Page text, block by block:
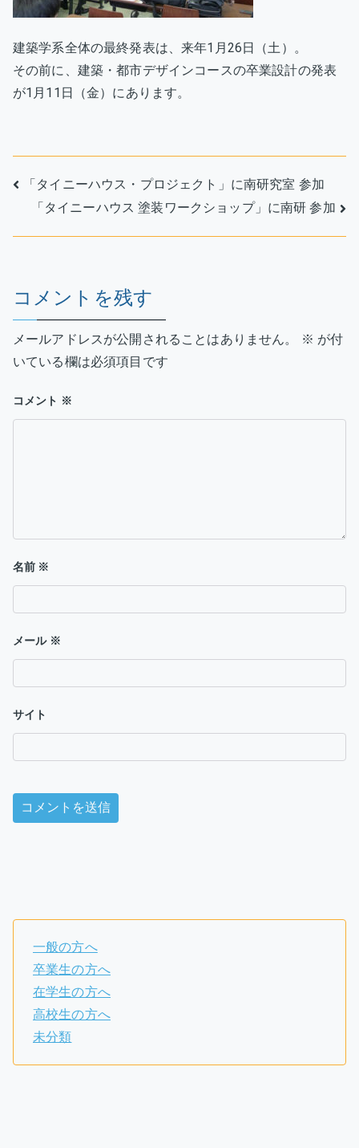
建築学系全体の最終発表は、来年1月26日（土）。
その前に、建築・都市デザインコースの卒業設計の発表
が1月11日（金）にあります。
投
ビ
ゲ
ー
シ
ョ
「タイニーハウス・プロジェクト」に南研究室 参加
「タイニーハウス 塗装ワークショップ」に南研 参加
コメントを残す
メールアドレスが公開されることはありません。 ※ が付
いている欄は必須項目です
コメント ※
名前 ※
メール ※
サイト
一般の方へ
卒業生の方へ
在学生の方へ
高校生の方へ
未分類